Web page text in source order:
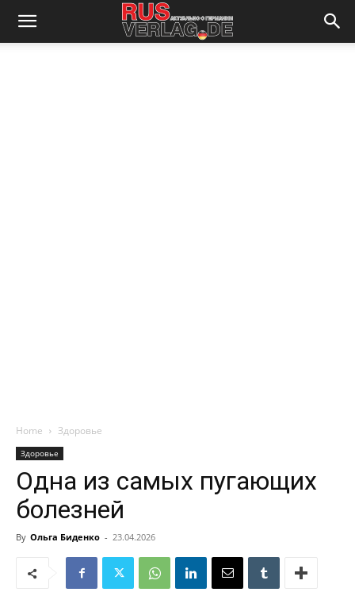
Home Здоровье
Здоровье
Одна из самых пугающих
болезней
By Ольга Биденко - 23.04.2026